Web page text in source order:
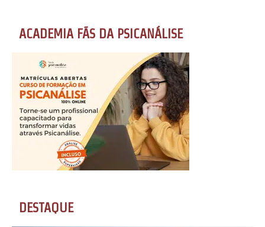
ACADEMIA FÃS DA PSICANÁLISE
DESTAQUE